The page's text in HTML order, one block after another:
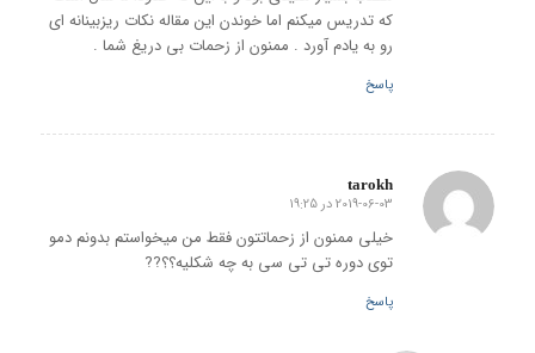
که تدریس میکنم اما خوندن این مقاله نکات ریزبینانه ای
رو به یادم آورد . ممنون از زحمات بی دریغ شما .
پاسخ
tarokh
گفته:
2019-06-03 در 19:25
خیلی ممنون از زحماتتون فقط من میخواستم بدونم دمو
توی دوره تی تی سی به چه شکلیه؟؟??
پاسخ